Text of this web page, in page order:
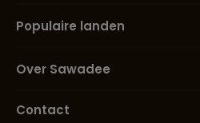
Populaire landen
Over Sawadee
Contact